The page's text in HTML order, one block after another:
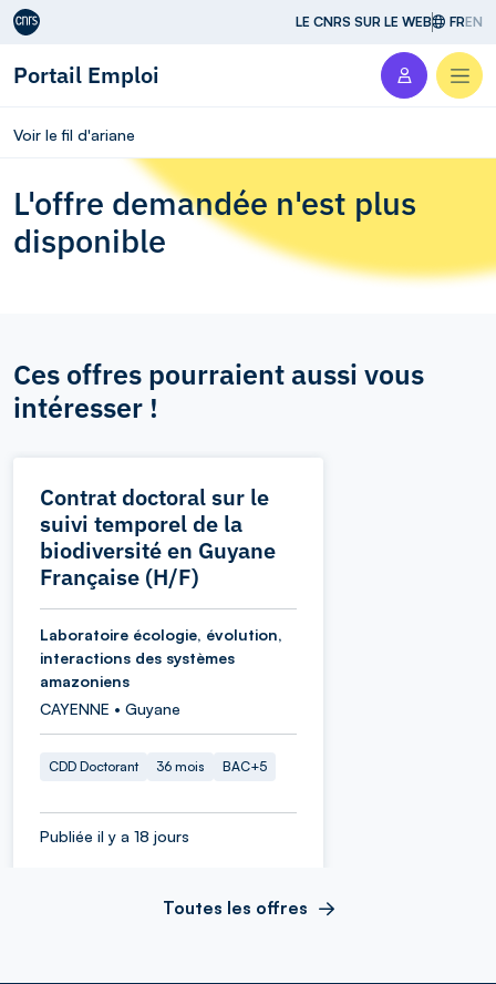
Aller au contenu LE CNRS SUR LE WEB FREN
Portail Emploi
Voir le fil d'ariane
L'offre demandée n'est plus
disponible
Ces offres pourraient aussi vous
intéresser !
Contrat doctoral sur le
suivi temporel de la
biodiversité en Guyane
Française (H/F)
Laboratoire écologie, évolution,
interactions des systèmes
amazoniens
CAYENNE • Guyane
CDD Doctorant 36 mois BAC+5
Publiée il y a 18 jours
Toutes les offres